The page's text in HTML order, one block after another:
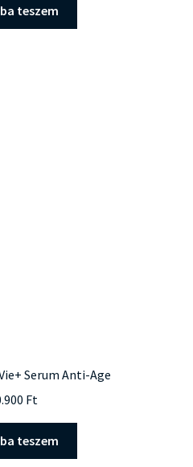
was:
36.990 Ft. 34.890 Ft.
teszem
Serum Anti-Age
Ft
teszem